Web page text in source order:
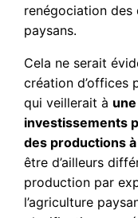
renégociation des
paysans.
Cela ne serait
création d’offices
qui veillerait à
investissements
des productions
être d’ailleurs
production par
l’agriculture